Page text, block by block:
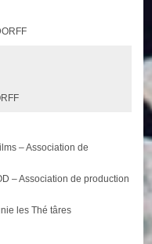
– Association de
– Association de production
les Thé târes